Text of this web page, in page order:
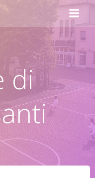
di